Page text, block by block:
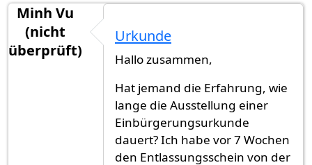
Minh Vu
(nicht
überprüft)
Urkunde
Hallo zusammen,
Hat jemand die Erfahrung, wie
lange die Ausstellung einer
Einbürgerungsurkunde
dauert? Ich habe vor 7 Wochen
den Entlassungsschein von der